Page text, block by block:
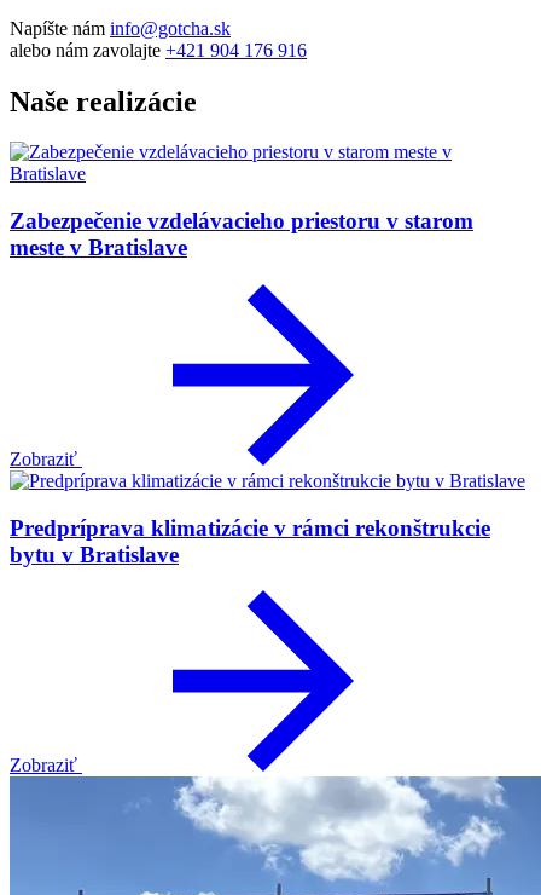
Napíšte nám info@gotcha.sk
alebo nám zavolajte +421 904 176 916
Naše realizácie
Zabezpečenie vzdelávacieho priestoru v starom
meste v Bratislave
Zobraziť
Predpríprava klimatizácie v rámci rekonštrukcie
bytu v Bratislave
Zobraziť